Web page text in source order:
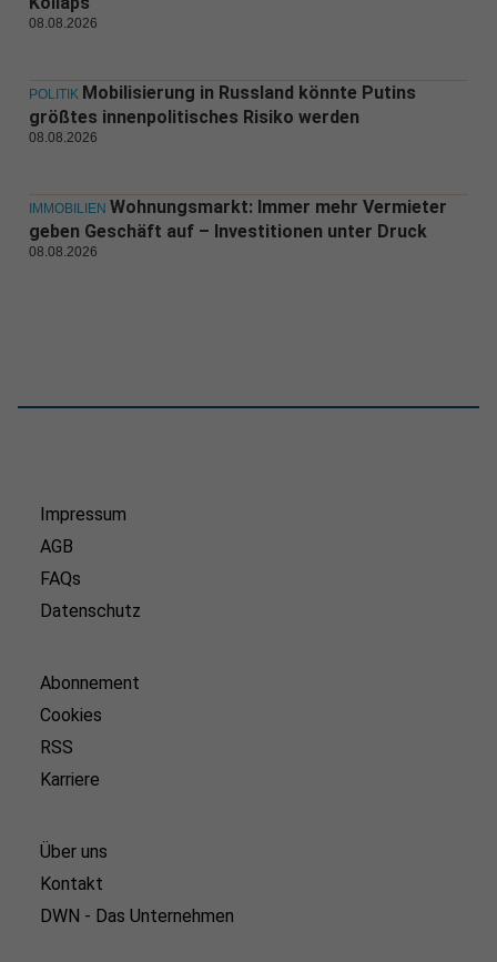
08.08.2026
POLITIK Mobilisierung in Russland könnte Putins
größtes innenpolitisches Risiko werden
08.08.2026
IMMOBILIEN Wohnungsmarkt: Immer mehr Vermieter
geben Geschäft auf – Investitionen unter Druck
08.08.2026
Impressum
AGB
FAQs
Datenschutz
Abonnement
Cookies
RSS
Karriere
Über uns
Kontakt
DWN - Das Unternehmen